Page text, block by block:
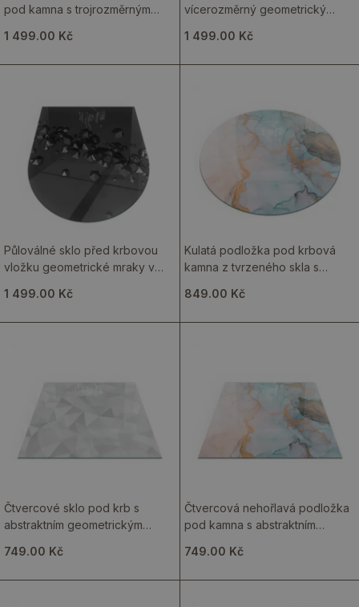
pod kamna s trojrozměrným
1 499.00 Kč
vícerozměrný geometrický
1 499.00 Kč
Půloválné sklo před krbovou
vložku geometrické mraky v
1 499.00 Kč
Kulatá podložka pod krbová
kamna z tvrzeného skla s
849.00 Kč
Čtvercové sklo pod krb s
abstraktním geometrickým
749.00 Kč
Čtvercová nehořlavá podložka
pod kamna s abstraktním
749.00 Kč